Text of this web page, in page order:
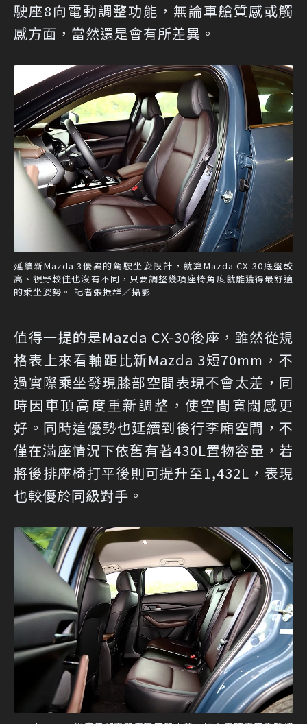
駛座8向電動調整功能，無論車艙質感或觸
感方面，當然還是會有所差異。
延續新Mazda 3優異的駕駛坐姿設計，就算Mazda CX-30底盤較
高、視野較佳也沒有不同，只要調整幾項座椅角度就能獲得最舒適
的乘坐姿勢。 記者張振群／攝影
值得一提的是Mazda CX-30後座，雖然從規
格表上來看軸距比新Mazda 3短70mm，不
過實際乘坐發現膝部空間表現不會太差，同
時因車頂高度重新調整，使空間寬闊感更
好。同時這優勢也延續到後行李廂空間，不
僅在滿座情況下依舊有著430L置物容量，若
將後排座椅打平後則可提升至1,432L，表現
也較優於同級對手。